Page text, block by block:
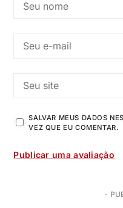
SALVAR MEUS DADOS
VEZ QUE EU COMENTAR.
-